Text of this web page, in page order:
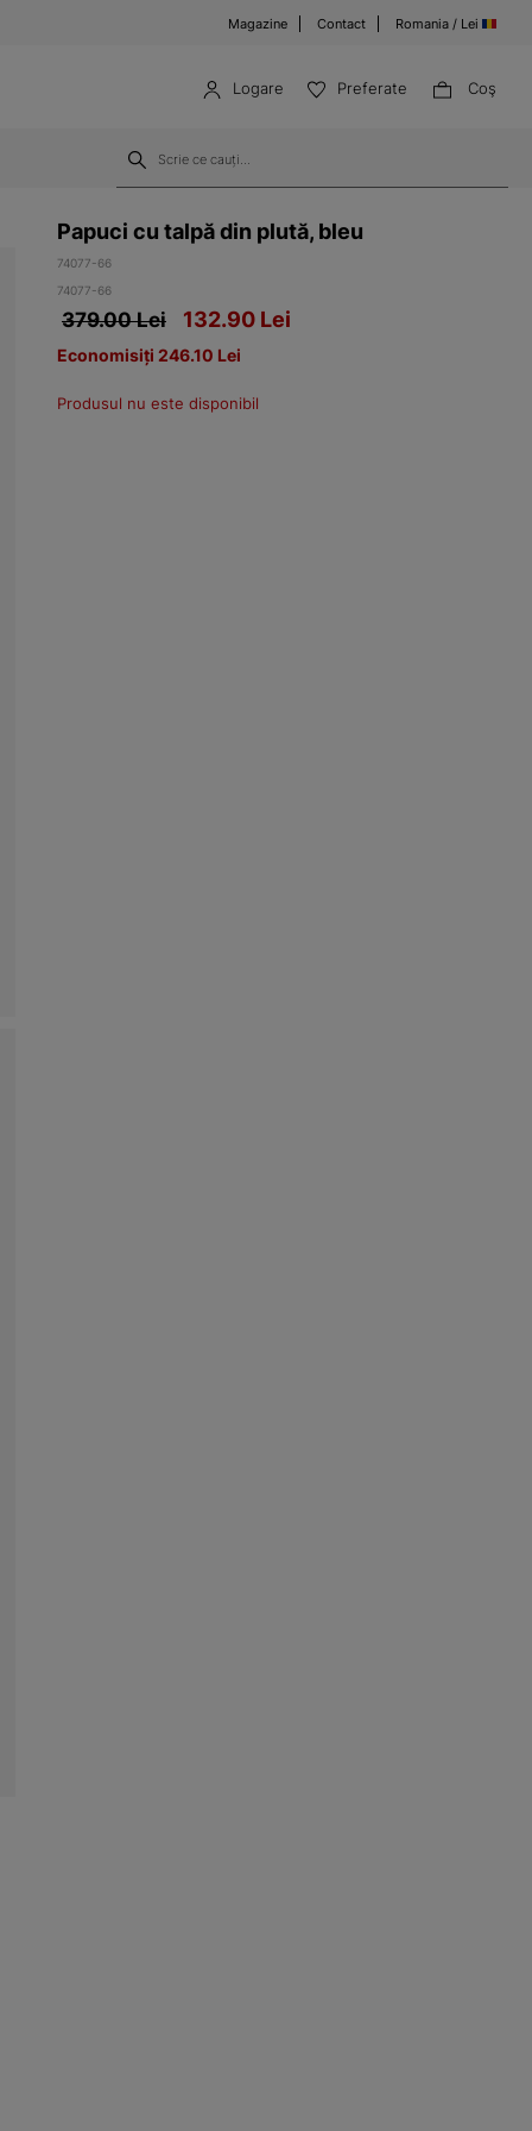
Magazine Contact Romania / Lei
Logare Preferate Coş
Papuci cu talpă din plută, bleu
74077-66
74077-66
379.00 Lei 132.90 Lei
Economisiți 246.10 Lei
Produsul nu este disponibil